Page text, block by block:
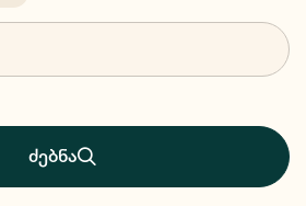
ძებნა